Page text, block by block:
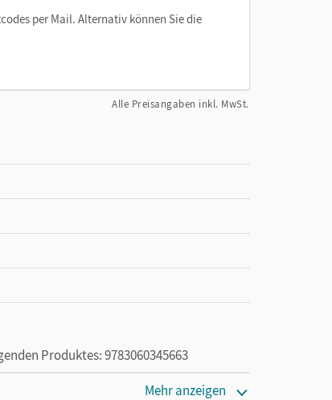
per Mail. Alternativ können Sie die
Alle Preisangaben inkl. MwSt.
Produktes: 9783060345663
Mehr anzeigen